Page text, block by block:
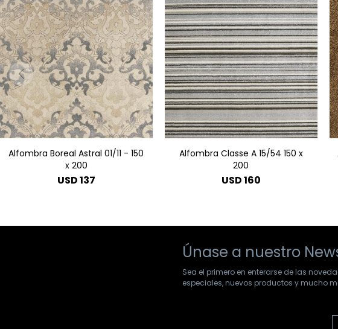
Alfombra Boreal Astral 01/11 - 150
x 200
USD137
Alfombra Classe A 15/54 150 x
200
USD160
Únase a nuestro
Sea el primero en enterarse de las
especiales, nuevos productos y mucho